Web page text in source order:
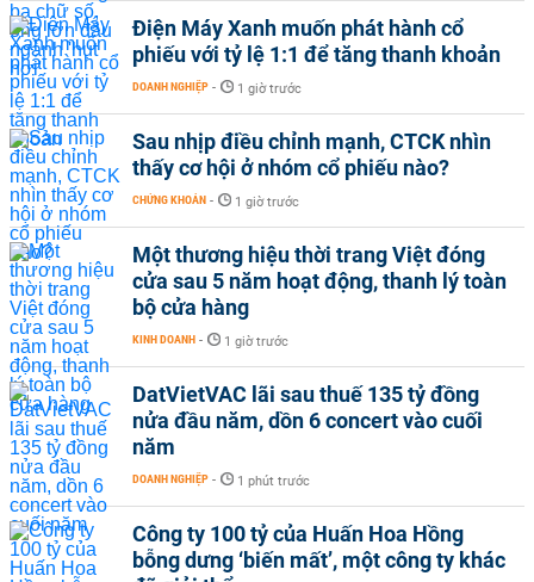
Điện Máy Xanh muốn phát hành cổ
phiếu với tỷ lệ 1:1 để tăng thanh khoản
DOANH NGHIỆP - 1 giờ trước
Sau nhịp điều chỉnh mạnh, CTCK nhìn
thấy cơ hội ở nhóm cổ phiếu nào?
CHỨNG KHOÁN - 1 giờ trước
Một thương hiệu thời trang Việt đóng
cửa sau 5 năm hoạt động, thanh lý toàn
bộ cửa hàng
KINH DOANH - 1 giờ trước
DatVietVAC lãi sau thuế 135 tỷ đồng
nửa đầu năm, dồn 6 concert vào cuối
năm
DOANH NGHIỆP - 1 phút trước
Công ty 100 tỷ của Huấn Hoa Hồng
bỗng dưng ‘biến mất’, một công ty khác